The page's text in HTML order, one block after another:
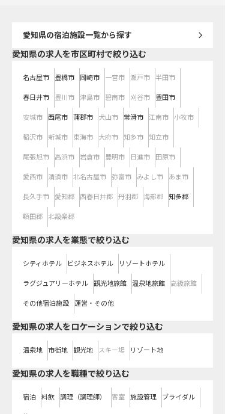
愛知県の宿泊施設一覧から探す
愛知県の求人を市区町村で絞り込む
名古屋市 豊橋市 岡崎市 一宮市 瀬戸市 半田市
春日井市 豊川市 津島市 碧南市 刈谷市 豊田市
安城市 西尾市 蒲郡市 犬山市 常滑市 江南市 小牧市
稲沢市 新城市 東海市 大府市 知多市 知立市
尾張旭市 高浜市 岩倉市 豊明市 日進市 田原市
愛西市 清須市 北名古屋市 弥富市 みよし市 あま市
長久手市 愛知郡 西春日井郡 丹羽郡 海部郡 知多郡
額田郡 北設楽郡
愛知県の求人を業態で絞り込む
シティホテル ビジネスホテル リゾートホテル
ラグジュアリーホテル 観光地旅館 温泉地旅館 高級旅館
その他宿泊施設 運営・その他
愛知県の求人をロケーションで絞り込む
温泉地 市街地 観光地 スキー場 リゾート地
愛知県の求人を職種で絞り込む
宿泊 料飲 調理（調理師） 客室 施設管理 ブライダル